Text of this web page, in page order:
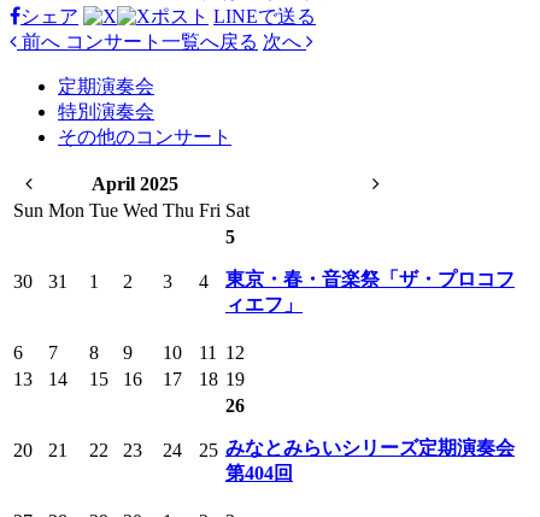
シェア
ポスト LINEで送る
前へ コンサート 一覧へ戻る 次へ
定期演奏会
特別演奏会
その他のコンサート
April 2025
Sun Mon Tue Wed Thu Fri Sat
30 31 1 2 3 4
5
東京・春・音楽祭「ザ・プロコフ
ィエフ」
6 7 8 9 10 11
12
13
14 15 16 17 18 19
20 21 22 23 24 25
26
みなとみらいシリーズ定期演奏会
第404回